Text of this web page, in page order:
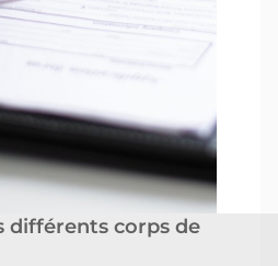
différents corps de